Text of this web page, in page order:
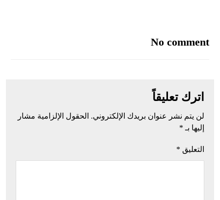
No comment
اترك تعليقاً
لن يتم نشر عنوان بريدك الإلكتروني. الحقول الإلزامية مشار
إليها بـ *
التعليق *